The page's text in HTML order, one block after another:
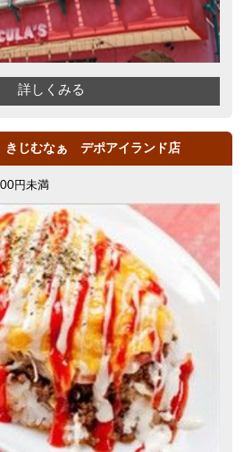
詳しくみる
じむなぁ デポアイランド店
円未満